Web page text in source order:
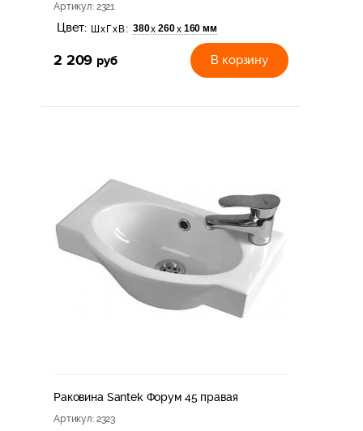
Артикул: 2321
Цвет: ШхГхВ: 380х 260х 160 мм
2 209 руб В корзину
Раковина Santek Форум 45 правая
Артикул: 2323